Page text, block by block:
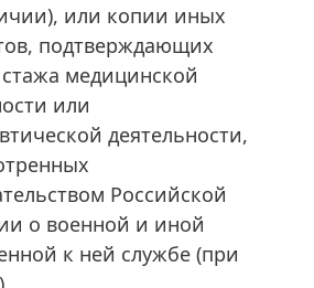
или копии иных
подтверждающих
медицинской
или
деятельности,
Российской
о военной и иной
к ней службе (при